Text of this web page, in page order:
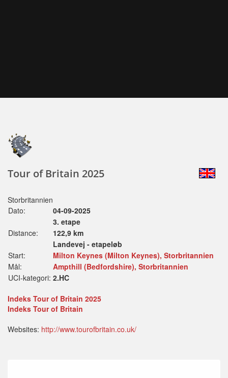
Tour of Britain 2025
Storbritannien
Dato:
04-09-2025
3. etape
Distance:
122,9 km
Landevej - etapeløb
Start:
Milton Keynes (Milton Keynes), Storbritannien
Mål:
Ampthill (Bedfordshire), Storbritannien
UCI-kategori: 2.HC
Indeks Tour of Britain 2025
Indeks Tour of Britain
Websites: http://www.tourofbritain.co.uk/